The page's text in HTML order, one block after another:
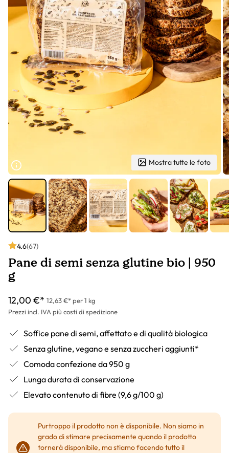
Mostra tutte le foto
4.6(67)
Pane di semi senza glutine bio | 950
g
12,00 €* 12,63 €* per 1 kg
Prezzi incl. IVA più costi di spedizione
Soffice pane di semi, affettato e di qualità biologica
Senza glutine, vegano e senza zuccheri aggiunti*
Comoda confezione da 950 g
Lunga durata di conservazione
Elevato contenuto di fibre (9,6 g/100 g)
Purtroppo il prodotto non è disponibile. Non siamo in
grado di stimare precisamente quando il prodotto
tornerà disponibile, ma stiamo facendo tutto il